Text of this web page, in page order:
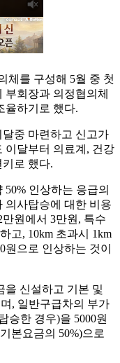
체를 구성해 5월 중 첫
부회장과 의정협의체
율하기로 했다.
중 마련하고 신고가
이달부터 의료계, 건강
로 했다.
인상하는 응급의
의사탑승에 대한 비용
원에서 3만원, 특수
고, 10km 초과시 1km
원으로 인상하는 것이
을 신설하고 기본 및
, 일반구급차의 부가
승한 경우)을 5000원
본요금의 50%)으로